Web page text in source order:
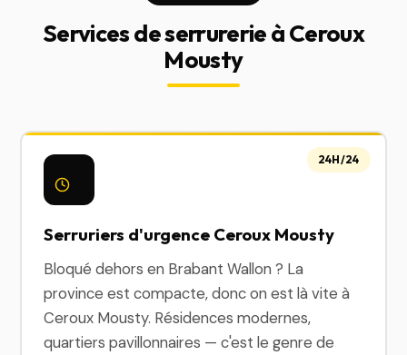
Services de serrurerie à Ceroux
Mousty
Serruriers d'urgence Ceroux Mousty
Bloqué dehors en Brabant Wallon ? La
province est compacte, donc on est là vite à
Ceroux Mousty. Résidences modernes,
quartiers pavillonnaires — c'est le genre de
24H/24